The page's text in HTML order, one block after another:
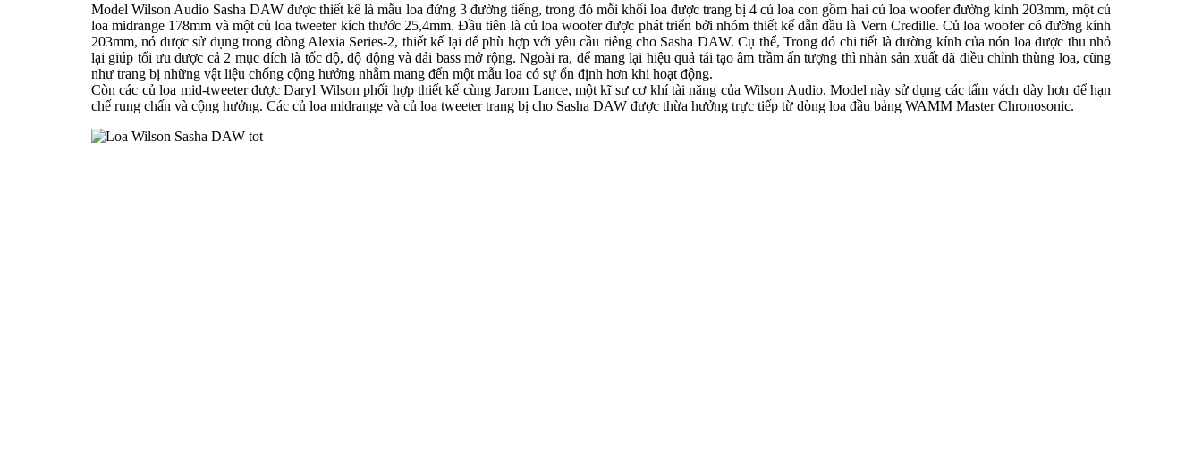
Model Wilson Audio Sasha DAW được thiết kế là mẫu loa đứng 3 đường tiếng, trong đó mỗi khối loa được trang bị 4 củ loa con gồm hai củ loa woofer đường kính 203mm, một củ
loa midrange 178mm và một củ loa tweeter kích thước 25,4mm. Đầu tiên là củ loa woofer được phát triển bởi nhóm thiết kế dẫn đầu là Vern Credille. Củ loa woofer có đường kính
203mm, nó được sử dụng trong dòng Alexia Series-2, thiết kế lại để phù hợp với yêu cầu riêng cho Sasha DAW. Cụ thể, Trong đó chi tiết là đường kính của nón loa được thu nhỏ
lại giúp tối ưu được cả 2 mục đích là tốc độ, độ động và dải bass mở rộng. Ngoài ra, để mang lại hiệu quả tái tạo âm trầm ấn tượng thì nhàn sản xuất đã điều chỉnh thùng loa, cũng
như trang bị những vật liệu chống cộng hưởng nhằm mang đến một mẫu loa có sự ổn định hơn khi hoạt động.
Còn các củ loa mid-tweeter được Daryl Wilson phối hợp thiết kế cùng Jarom Lance, một kĩ sư cơ khí tài năng của Wilson Audio. Model này sử dụng các tấm vách dày hơn để hạn
chế rung chấn và cộng hưởng. Các củ loa midrange và củ loa tweeter trang bị cho Sasha DAW được thừa hưởng trực tiếp từ dòng loa đầu bảng WAMM Master Chronosonic.